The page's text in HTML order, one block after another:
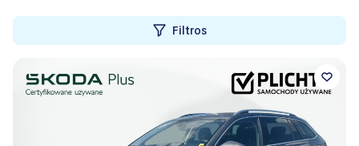
Filtros